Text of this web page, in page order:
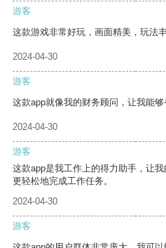
游客
这款游戏非常好玩，画面精美，玩法丰
2024-04-30
游客
这款app就像我的财务顾问，让我能够
2024-04-30
游客
这款app是我工作上的得力助手，让
更轻松地完成工作任务。
2024-04-30
游客